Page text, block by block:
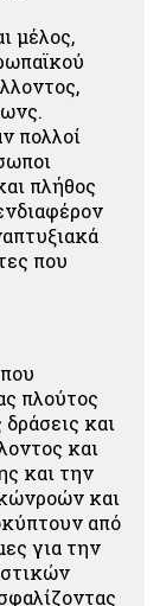
μέλος,
πολλοί
πλήθος
που
πλούτος
και
και
και την
και
από
για την